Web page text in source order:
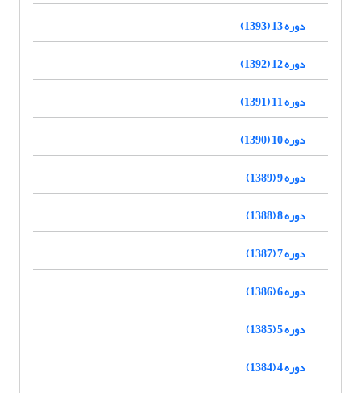
دوره 13 (1393)
دوره 12 (1392)
دوره 11 (1391)
دوره 10 (1390)
دوره 9 (1389)
دوره 8 (1388)
دوره 7 (1387)
دوره 6 (1386)
دوره 5 (1385)
دوره 4 (1384)